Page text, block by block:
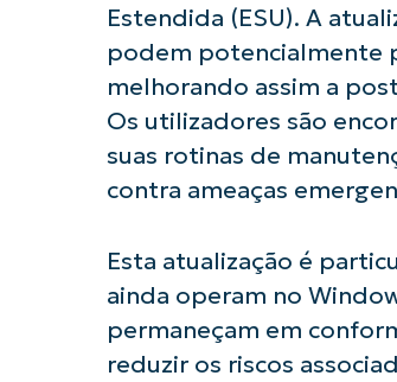
Estendida (ESU). A
podem potencialmente
melhorando assim a
Os utilizadores são
suas rotinas de
contra ameaças
Esta atualização é
ainda operam no
permaneçam em
reduzir os riscos